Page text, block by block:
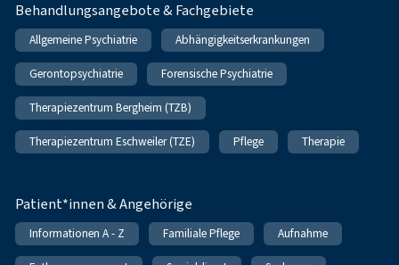
Behandlungsangebote & Fachgebiete
Allgemeine Psychiatrie Abhängigkeitserkrankungen
Gerontopsychiatrie Forensische Psychiatrie
Therapiezentrum Bergheim (TZB)
Therapiezentrum Eschweiler (TZE) Pflege Therapie
Patient*innen & Angehörige
Informationen A - Z Familiale Pflege Aufnahme